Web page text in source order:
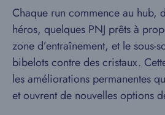
Chaque run commence au hub,
héros, quelques PNJ prêts à
zone d’entraînement, et le sous-
bibelots contre des cristaux.
les améliorations permanentes
et ouvrent de nouvelles options